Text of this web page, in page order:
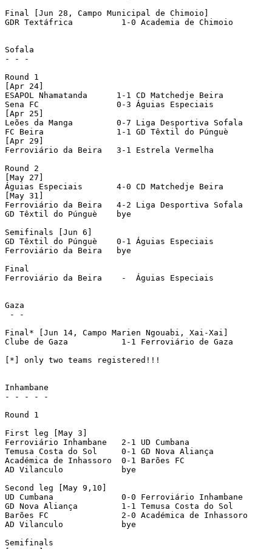
Final [Jun 28, Campo Municipal de Chimoio]
GDR Textáfrica 		1-0 Academia de Chimoio
Sofala
- - -
Round 1
[Apr 24]
ESAPOL Nhamatanda      1-1 CD Matchedje Beira    	[1-3 pen]
Sena FC		       0-3 Águias Especiais
[Apr 25]
Leões da Manga	       0-7 Liga Desportiva Sofala
FC Beira	       1-1 GD Têxtil do Púnguè   	[5-6 pen]
[Apr 29]
Ferroviário da Beira   3-1 Estrela Vermelha
Round 2
[May 27]
Águias Especiais       4-0 CD Matchedje Beira
[May 31]
Ferroviário da Beira   4-2 Liga Desportiva Sofala
GD Têxtil do Púnguè    bye
Semifinals [Jun 6]
GD Têxtil do Púnguè    0-1 Águias Especiais
Ferroviário da Beira   bye
Final
Ferroviário da Beira    -  Águias Especiais
Gaza
- -
Final* [Jun 14, Campo Marien Ngouabi, Xai-Xai]
Clube de Gaza           1-1 Ferroviário de Gaza 		[4-5 pen]
[*] only two teams registered!!!
Inhambane
- - - - -
Round 1
First leg [May 3]
Ferroviário Inhambane	2-1 UD Cumbana
Temusa Costa do Sol     0-1 GD Nova Aliança
Académica de Inhassoro	0-1 Barões FC
AD Vilanculo		bye
Second leg [May 9,10]
UD Cumbana		0-0 Ferroviário Inhambane	[1-2 agg]
GD Nova Aliança		1-1 Temusa Costa do Sol     	[2-1 agg]
Barões FC		2-0 Académica de Inhassoro	[3-0 agg]
AD Vilanculo		bye
Semifinals